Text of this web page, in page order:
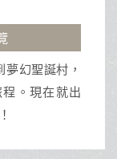
沖繩擁有蔚
活動與獨特